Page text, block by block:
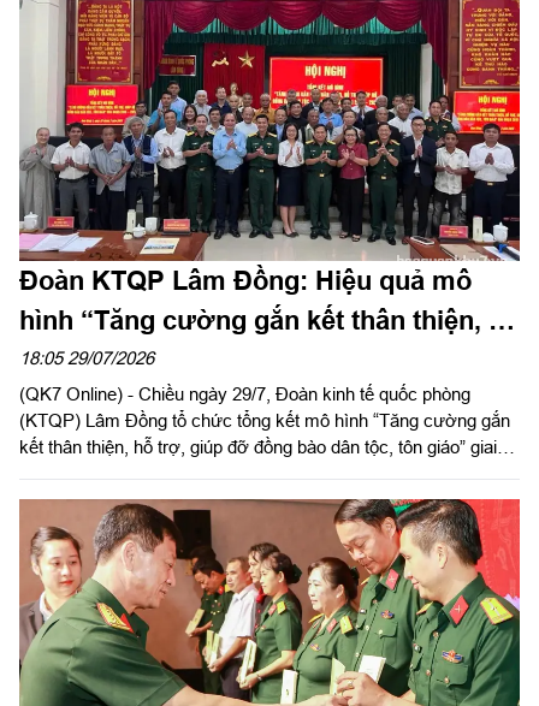
Đoàn KTQP Lâm Đồng: Hiệu quả mô
hình “Tăng cường gắn kết thân thiện, hỗ
trợ, giúp đỡ đồng bào dân tộc, tôn giáo”
18:05 29/07/2026
(QK7 Online) - Chiều ngày 29/7, Đoàn kinh tế quốc phòng
(KTQP) Lâm Đồng tổ chức tổng kết mô hình “Tăng cường gắn
kết thân thiện, hỗ trợ, giúp đỡ đồng bào dân tộc, tôn giáo” giai
đoạn 2019 - 2025. Đại tá Nguyễn Như Trúc, Phó Chủ nhiệm
Chính trị Quân khu dự chỉ đạo hội nghị.
Công ty Tây Nam họp mặt kỷ niệm 79
năm ngày Thương binh - Liệt sĩ
(27/7/1947 – 27/7/2026)
16:57 24/07/2026
(QK7 Online) – Sáng 24/7, Đảng ủy, Ban Tổng Giám đốc Công
ty Tây Nam tổ chức buổi họp mặt cán bộ, công nhân viên có